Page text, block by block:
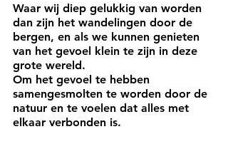
Waar wij diep gelukkig van worden
dan zijn het wandelingen door de
bergen, en als we kunnen genieten
van het gevoel klein te zijn in deze
grote wereld.
Om het gevoel te hebben
samengesmolten te worden door de
natuur en te voelen dat alles met
elkaar verbonden is.